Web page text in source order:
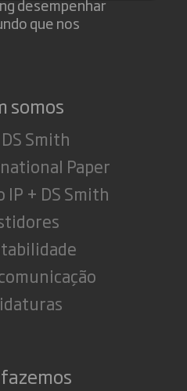
desempenhar
que nos
somos
Smith
Paper
IP + DS Smith